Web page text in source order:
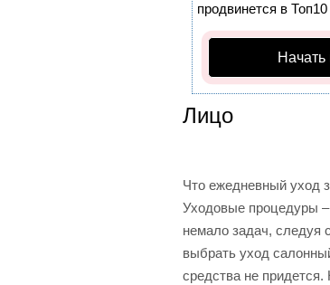
продвинется в
Лицо
Что ежедневный уход
Уходовые процедуры
немало задач, следуя
выбрать уход
средства не